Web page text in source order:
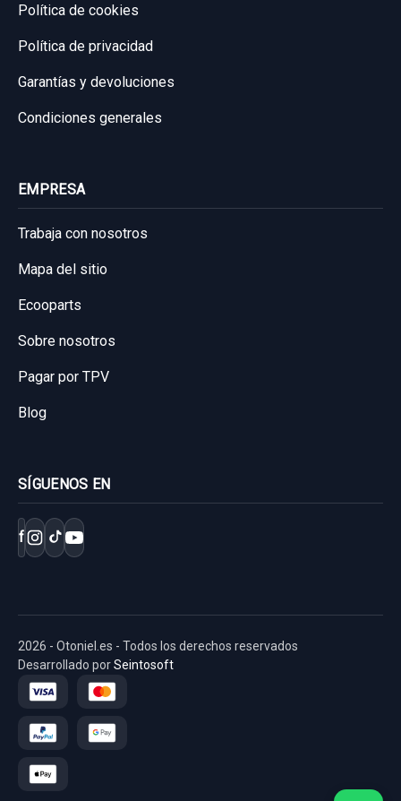
BRAZO SUSPENSION SUPERIOR TRASERO
BRAZO SUSPENSION SUPERIOR
TRASERO... usado.
CHEVROLET CAPTIVA 2.0 VCDI LT
Garantía 1 año
Sin IVA, gastos de envío no incluidos.
Política de cookies
Política de privacidad
Garantías y devoluciones
Condiciones generales
EMPRESA
Trabaja con nosotros
Mapa del sitio
Ecooparts
Sobre nosotros
Pagar por TPV
Blog
SÍGUENOS EN
f
2026 - Otoniel.es - Todos los derechos reservados
Desarrollado porSeintosoft